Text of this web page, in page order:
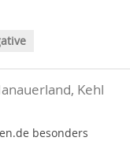
Kehl
besonders